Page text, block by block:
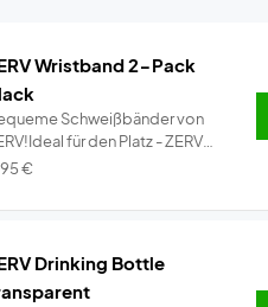
Wristband 2-Pack
Schweißbänder von
für den Platz - ZERV
€
Drinking Bottle